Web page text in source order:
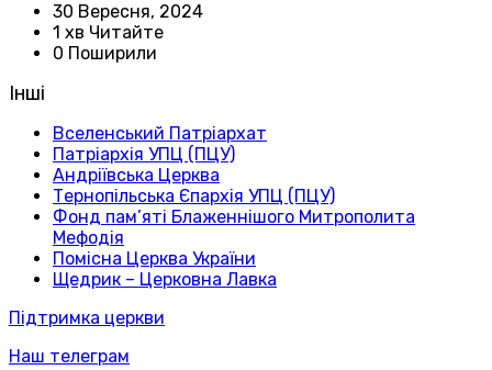
30 Вересня, 2024
1 хв Читайте
0 Поширили
Інші
Вселенський Патріархат
Патріархія УПЦ (ПЦУ)
Андріївська Церква
Тернопільська Єпархія УПЦ (ПЦУ)
Фонд пам’яті Блаженнішого Митрополита
Мефодія
Помісна Церква України
Щедрик – Церковна Лавка
Підтримка церкви
Наш телеграм